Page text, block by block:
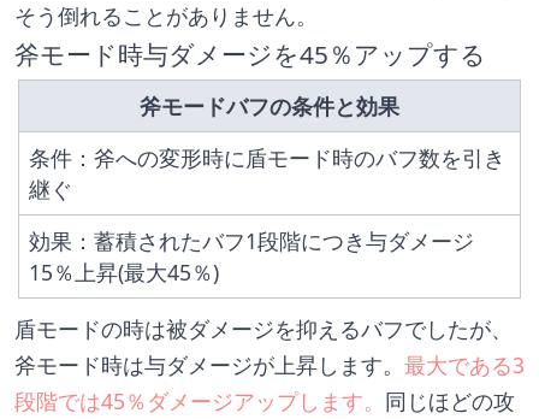
そう倒れることがありません。
斧モード時与ダメージを45％アップする
斧モードバフの条件と効果
条件：斧への変形時に盾モード時のバフ数を引き
継ぐ
効果：蓄積されたバフ1段階につき与ダメージ
15％上昇(最大45％)
盾モードの時は被ダメージを抑えるバフでしたが、
斧モード時は与ダメージが上昇します。 最大である3
段階では45％ダメージアップします。 同じほどの攻